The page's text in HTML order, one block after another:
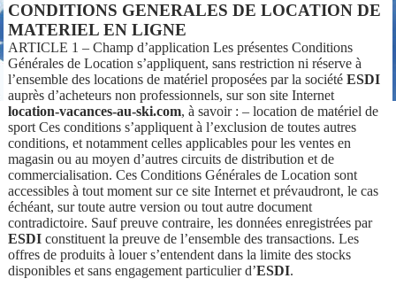
CONDITIONS GENERALES DE LOCATION DE
MATERIEL EN LIGNE
ARTICLE 1 – Champ d’application Les présentes Conditions
Générales de Location s’appliquent, sans restriction ni réserve à
l’ensemble des locations de matériel proposées par la société ESDI
auprès d’acheteurs non professionnels, sur son site Internet
location-vacances-au-ski.com, à savoir : – location de matériel de
sport Ces conditions s’appliquent à l’exclusion de toutes autres
conditions, et notamment celles applicables pour les ventes en
magasin ou au moyen d’autres circuits de distribution et de
commercialisation. Ces Conditions Générales de Location sont
accessibles à tout moment sur ce site Internet et prévaudront, le cas
échéant, sur toute autre version ou tout autre document
contradictoire. Sauf preuve contraire, les données enregistrées par
ESDIconstituent la preuve de l’ensemble des transactions. Les
offres de produits à louer s’entendent dans la limite des stocks
disponibles et sans engagement particulier d’ESDI.